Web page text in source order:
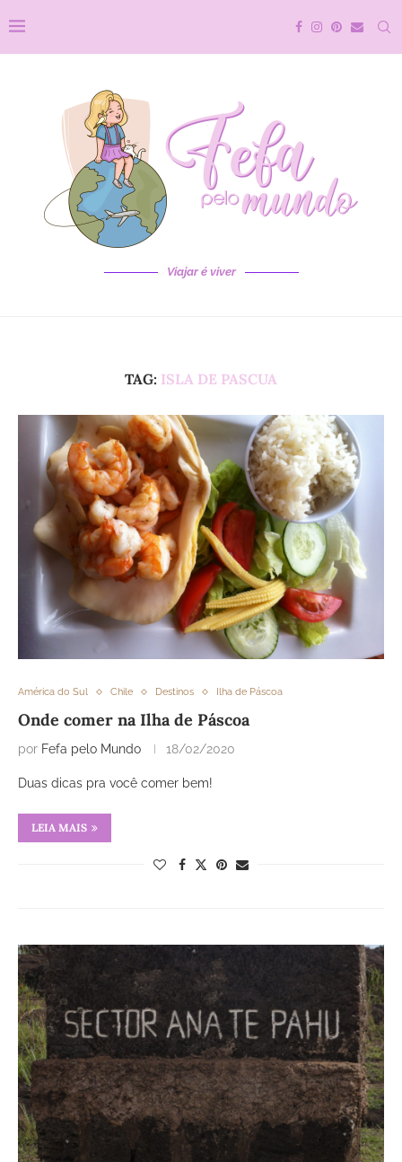
Viajar é viver
TAG: ISLA DE PASCUA
América do Sul Chile Destinos Ilha de Páscoa
Onde comer na Ilha de Páscoa
por Fefa pelo Mundo 18/02/2020
Duas dicas pra você comer bem!
LEIA MAIS